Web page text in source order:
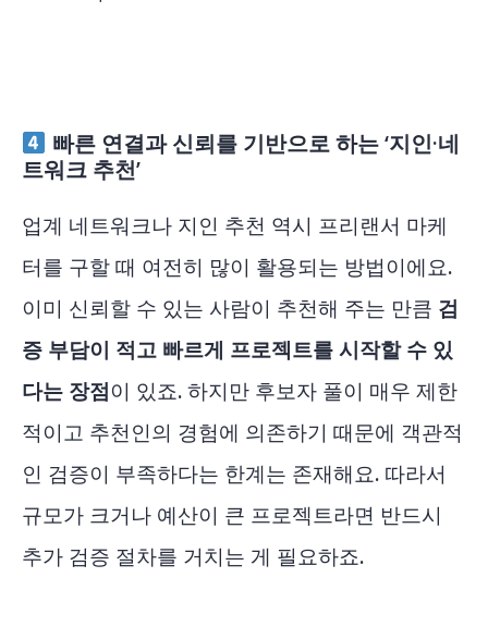
빠른 연결과 신뢰를 기반으로 하는 ‘지인·네
트워크 추천’
업계 네트워크나 지인 추천 역시 프리랜서 마케
터를 구할 때 여전히 많이 활용되는 방법이에요.
이미 신뢰할 수 있는 사람이 추천해 주는 만큼 검
증 부담이 적고 빠르게 프로젝트를 시작할 수 있
다는 장점이 있죠. 하지만 후보자 풀이 매우 제한
적이고 추천인의 경험에 의존하기 때문에 객관적
인 검증이 부족하다는 한계는 존재해요. 따라서
규모가 크거나 예산이 큰 프로젝트라면 반드시
추가 검증 절차를 거치는 게 필요하죠.